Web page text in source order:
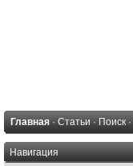
Главная · Статьи · Поиск ·
Навигация